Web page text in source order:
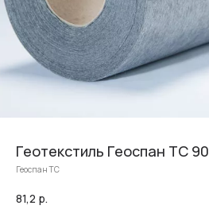
Геотекстиль Геоспан ТС 90
Геоспан ТС
81,2 р.